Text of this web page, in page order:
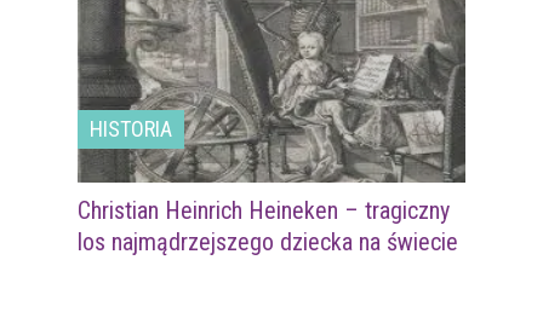
HISTORIA
Christian Heinrich Heineken – tragiczny
los najmądrzejszego dziecka na świecie